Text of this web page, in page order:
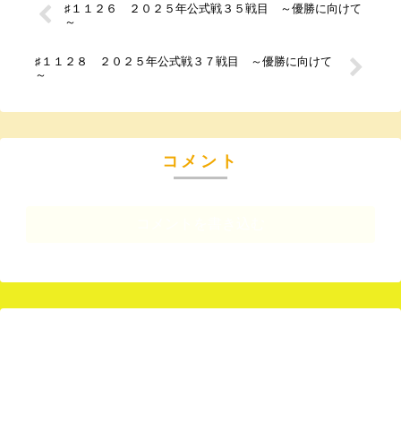
♯１１２６ ２０２５年公式戦３５戦目 ～優勝に向けて
～
♯１１２８ ２０２５年公式戦３７戦目 ～優勝に向けて
～
コメント